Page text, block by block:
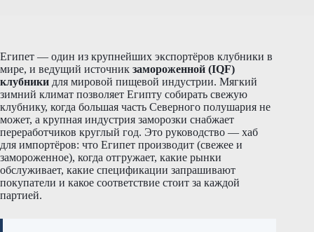
Египет — один из крупнейших экспортёров клубники в
мире, и ведущий источник замороженной (IQF)
клубники для мировой пищевой индустрии. Мягкий
зимний климат позволяет Египту собирать свежую
клубнику, когда большая часть Северного полушария не
может, а крупная индустрия заморозки снабжает
переработчиков круглый год. Это руководство — хаб
для импортёров: что Египет производит (свежее и
замороженное), когда отгружает, какие рынки
обслуживает, какие спецификации запрашивают
покупатели и какое соответствие стоит за каждой
партией.